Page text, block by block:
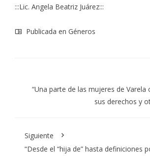
:::Lic. Angela Beatriz Juárez:::
Publicada en Géneros
“Una parte de las mujeres de Varela
sus derechos y
Siguiente
“Desde el “hija de” hasta definiciones